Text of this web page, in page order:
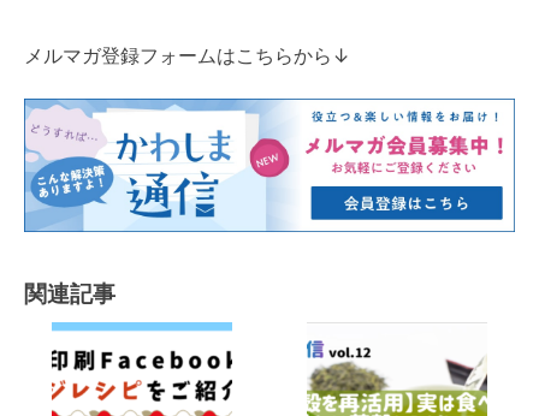
メルマガ登録フォームはこちらから↓
関連記事